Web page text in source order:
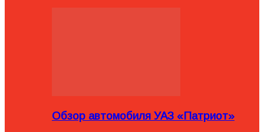
Обзор автомобиля УАЗ «Патриот»